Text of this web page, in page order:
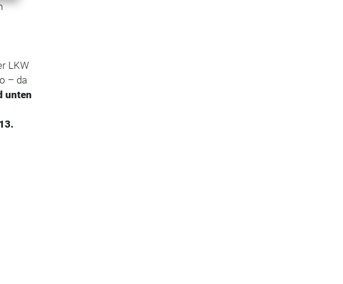
LKW
– da
unten